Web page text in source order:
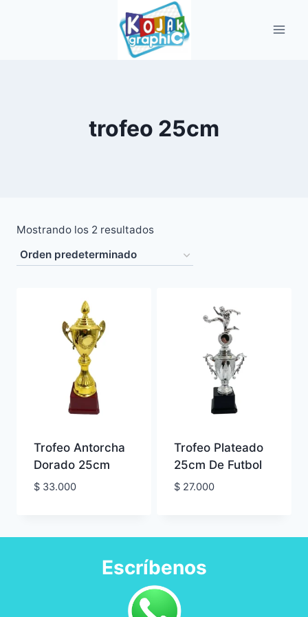
trofeo 25cm
Mostrando los 2 resultados
Trofeo Antorcha
Dorado 25cm
$33.000
Trofeo Plateado
25cm De Futbol
$27.000
Escríbenos